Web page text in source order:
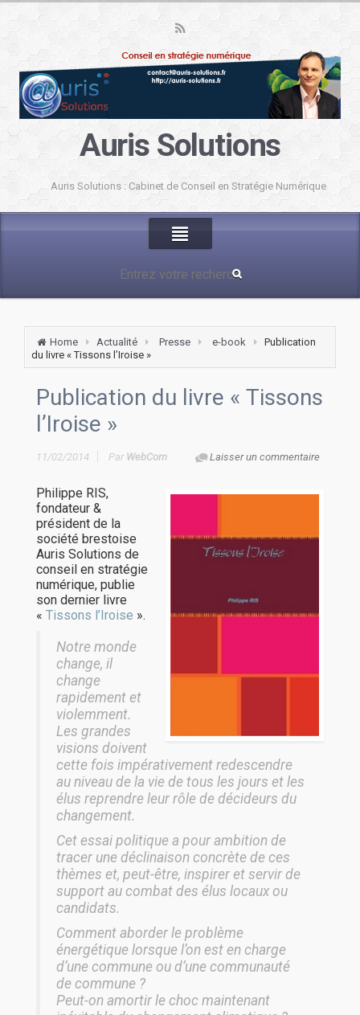
Auris Solutions
Auris Solutions : Cabinet de Conseil en Stratégie Numérique
Home Actualité Presse e-book
Publication
du livre « Tissons l’Iroise »
Publication du livre « Tissons
l’Iroise »
11/02/2014 Laisser un commentaire
Par WebCom
Philippe RIS,
fondateur &
président de la
société brestoise
Auris Solutions de
conseil en stratégie
numérique, publie
son dernier livre
« Tissons l’Iroise ».
Notre monde
change, il
change
rapidement et
violemment.
Les grandes
visions doivent
cette fois impérativement redescendre
au niveau de la vie de tous les jours et les
élus reprendre leur rôle de décideurs du
changement.
Cet essai politique a pour ambition de
tracer une déclinaison concrète de ces
thèmes et, peut-être, inspirer et servir de
support au combat des élus locaux ou
candidats.
Comment aborder le problème
énergétique lorsque l’on est en charge
d’une commune ou d’une communauté
de commune ?
Peut-on amortir le choc maintenant